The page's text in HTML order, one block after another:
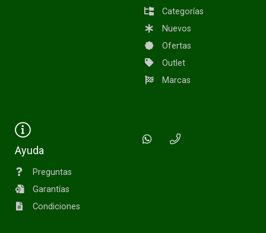
Categorías
Nuevos
Ofertas
Outlet
Marcas
Ayuda
Preguntas
Garantías
Condiciones